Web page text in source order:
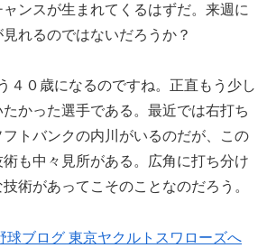
ンスが生まれてくるはずだ。来週に
れるのではないだろうか？
４０歳になるのですね。正直もう少し
かった選手である。最近では右打ち
トバンクの内川がいるのだが、この
も中々見所がある。広角に打ち分け
術があってこそのことなのだろう。